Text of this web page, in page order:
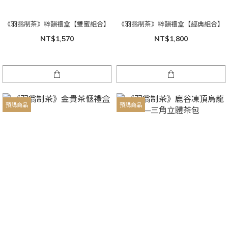
《羽翁制茶》粹韻禮盒【雙蜜組合】
NT$1,570
《羽翁制茶》粹韻禮盒【經典組合】
NT$1,800
預購商品 預購商品